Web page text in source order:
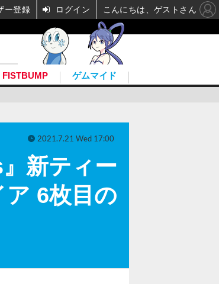
FISTBUMP ゲムマイド
新ティー
6枚目の
2021.7.21 Wed 17:00
ー登録 ログイン こんにちは、ゲストさん